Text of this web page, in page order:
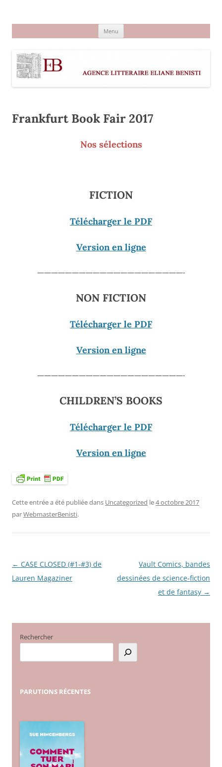
Menu
Frankfurt Book Fair 2017
Nos sélections
FICTION
Télécharger le PDF
Version en ligne
—————————————————————-
NON FICTION
Télécharger le PDF
Version en ligne
—————————————————————-
CHILDREN’S BOOKS
Télécharger le PDF
Version en ligne
Cette entrée a été publiée dans Uncategorized le4 octobre 2017
parWebmasterBenisti.
Navigation
des
← CASE CLOSED (#1-#3) de
Lauren Magaziner
Vault Comics, bandes
dessinées de science-fiction
et de fantasy →
Rechercher
PARUTIONS RÉCENTES